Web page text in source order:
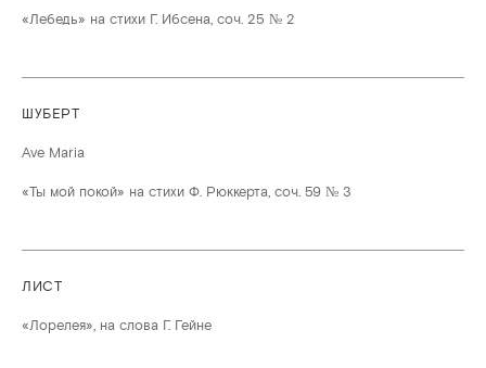
«Лебедь» на стихи Г. Ибсена, соч. 25 № 2
ШУБЕРТ
Ave Maria
«Ты мой покой» на стихи Ф. Рюккерта, соч. 59 № 3
ЛИСТ
«Лорелея», на слова Г. Гейне